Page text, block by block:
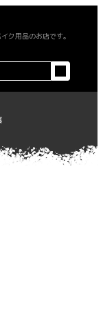
ク用品のお店です。